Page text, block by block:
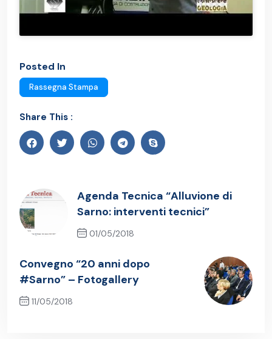
Posted In
Rassegna Stampa
Share This :
Agenda Tecnica “Alluvione di
Sarno: interventi tecnici”
01/05/2018
Convegno “20 anni dopo
#Sarno” – Fotogallery
11/05/2018